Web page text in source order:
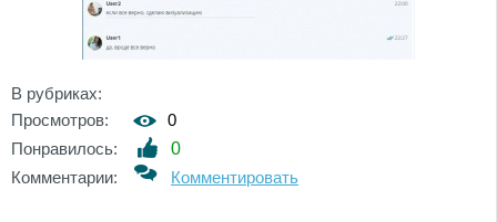
В рубриках:
Просмотров:
0
Понравилось:
0
Комментарии:
Комментировать